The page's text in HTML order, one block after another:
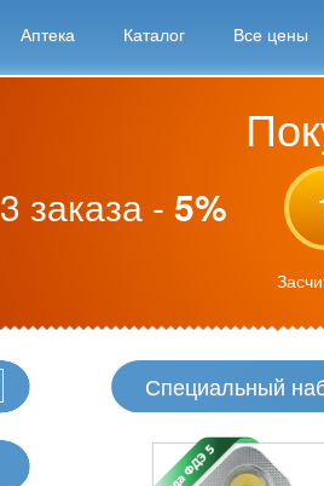
Аптека Каталог Все цены
3 заказа - 5%
Специальный